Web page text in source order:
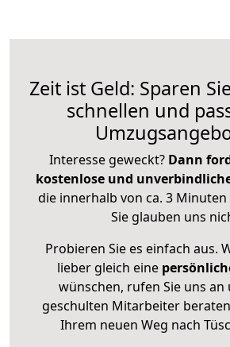
Zeit ist Geld: Sparen
schnellen und
Interesse geweckt? Dann
kostenlose und
die innerhalb von ca. 3
Sie glauben uns
Probieren Sie es einfach aus.
lieber gleich eine
wünschen, rufen Sie uns an
geschulten Mitarbeiter
Ihrem neuen Weg nach